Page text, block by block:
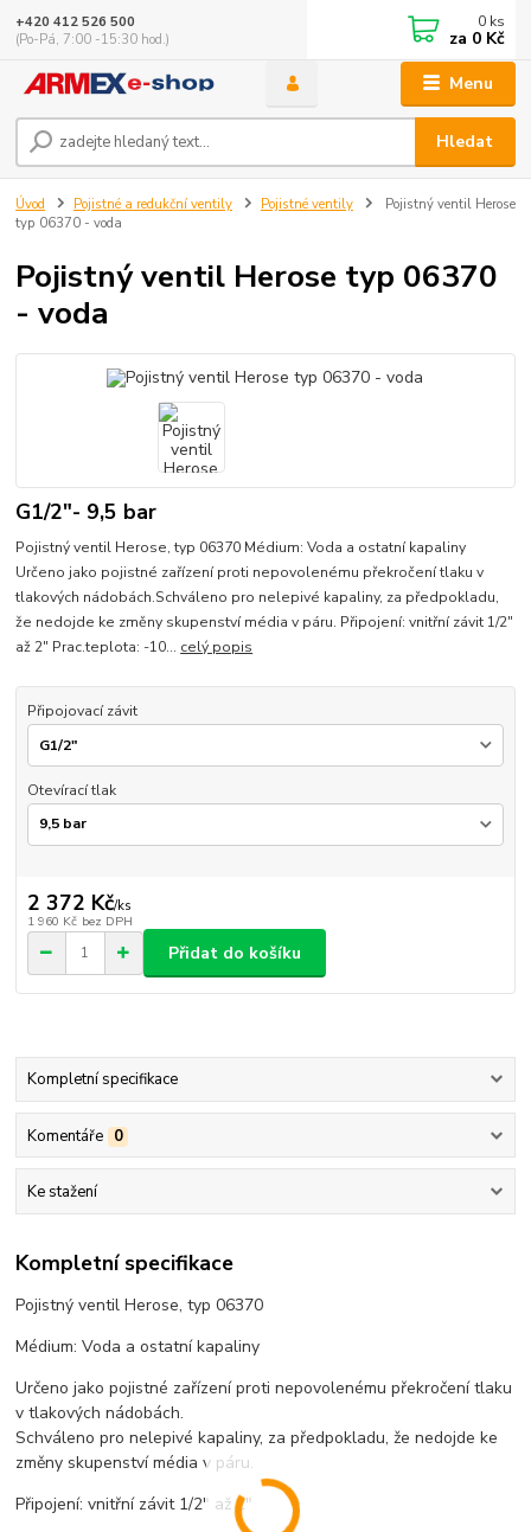
Menu
Hledat
+420 412 526 500
(Po-Pá, 7:00 -15:30 hod.)
0 ks
za 0 Kč
Úvod Pojistné a redukční ventily Pojistné ventily
Pojistný ventil Herose
typ 06370 - voda
Pojistný ventil Herose typ 06370
- voda
G1/2"- 9,5 bar
Pojistný ventil Herose, typ 06370 Médium: Voda a ostatní kapaliny
Určeno jako pojistné zařízení proti nepovolenému překročení tlaku v
tlakových nádobách.Schváleno pro nelepivé kapaliny, za předpokladu,
že nedojde ke změny skupenství média v páru. Připojení: vnitřní závit 1/2"
až 2" Prac.teplota: -10... celý popis
Připojovací závit
Otevírací tlak
2 372 Kč/ks
1 960 Kč bez DPH
Přidat do košíku
Kompletní specifikace
Komentáře 0
Ke stažení
Kompletní specifikace
Pojistný ventil Herose, typ 06370
Médium: Voda a ostatní kapaliny
Určeno jako pojistné zařízení proti nepovolenému překročení tlaku
v tlakových nádobách.
Schváleno pro nelepivé kapaliny, za předpokladu, že nedojde ke
změny skupenství média v páru.
Připojení: vnitřní závit 1/2" až 2"